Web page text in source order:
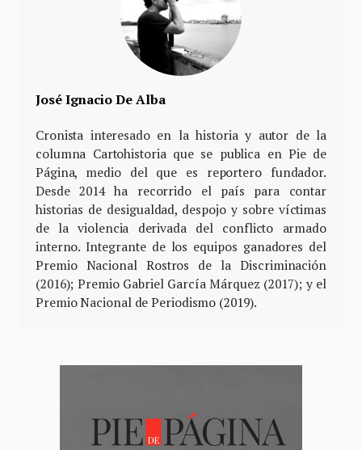
José Ignacio De Alba
Cronista interesado en la historia y autor de la
columna Cartohistoria que se publica en Pie de
Página, medio del que es reportero fundador.
Desde 2014 ha recorrido el país para contar
historias de desigualdad, despojo y sobre víctimas
de la violencia derivada del conflicto armado
interno. Integrante de los equipos ganadores del
Premio Nacional Rostros de la Discriminación
(2016); Premio Gabriel García Márquez (2017); y el
Premio Nacional de Periodismo (2019).